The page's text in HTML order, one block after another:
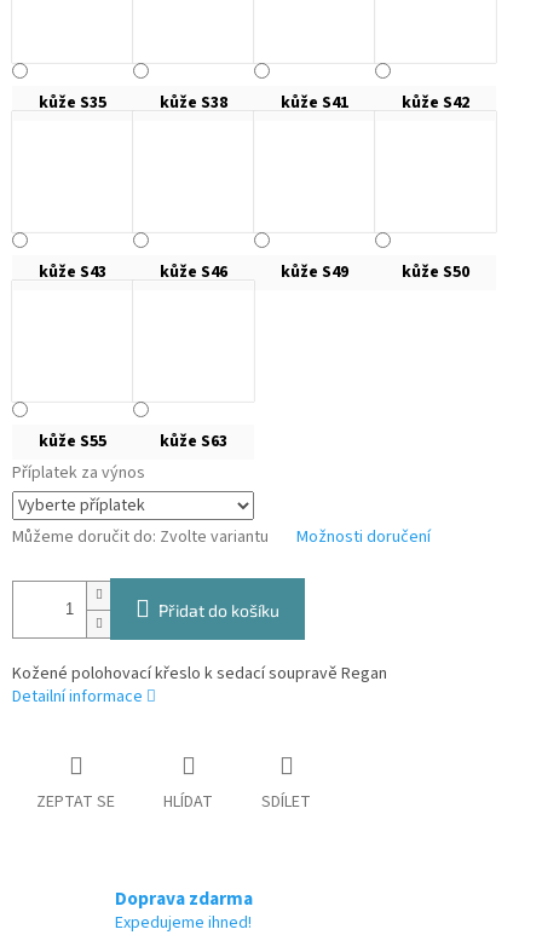
kůže S35 kůže S38 kůže S41 kůže S42
kůže S43 kůže S46 kůže S49 kůže S50
kůže S55
kůže S63
Příplatek za výnos
Můžeme doručit do: Zvolte variantu Možnosti doručení
Přidat do košíku
Kožené polohovací křeslo k sedací soupravě Regan
Detailní informace
ZEPTAT SE HLÍDAT SDÍLET
Doprava zdarma
Expedujeme ihned!